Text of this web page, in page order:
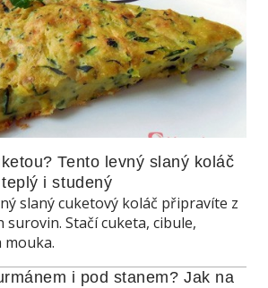
Tento levný slaný koláč
i studený
slaný cuketový koláč připravíte z
surovin. Stačí cuketa, cibule,
mouka.
i pod stanem? Jak na